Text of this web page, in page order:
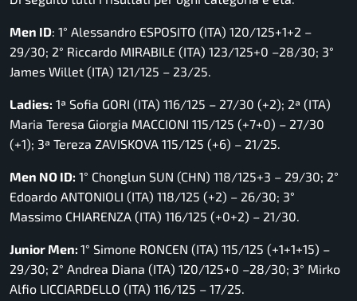
Men ID: 1° Alessandro ESPOSITO (ITA) 120/125+1+2 –
29/30; 2° Riccardo MIRABILE (ITA) 123/125+0 –28/30; 3°
James Willet (ITA) 121/125 – 23/25.
Ladies: 1ª Sofia GORI (ITA) 116/125 – 27/30 (+2); 2ª (ITA)
Maria Teresa Giorgia MACCIONI 115/125 (+7+0) – 27/30
(+1); 3ª Tereza ZAVISKOVA 115/125 (+6) – 21/25.
Men NO ID: 1° Chonglun SUN (CHN) 118/125+3 – 29/30; 2°
Edoardo ANTONIOLI (ITA) 118/125 (+2) – 26/30; 3°
Massimo CHIARENZA (ITA) 116/125 (+0+2) – 21/30.
Junior Men: 1° Simone RONCEN (ITA) 115/125 (+1+1+15) –
29/30; 2° Andrea Diana (ITA) 120/125+0 –28/30; 3° Mirko
Alfio LICCIARDELLO (ITA) 116/125 – 17/25.